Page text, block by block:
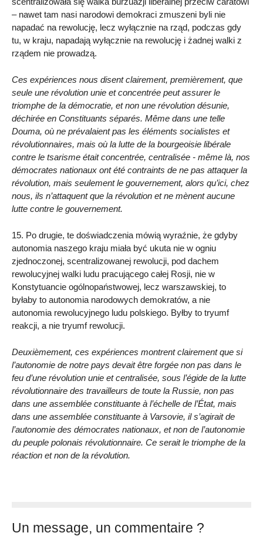
– nawet tam nasi narodowi demokraci zmuszeni byli nie
napadać na rewolucję, lecz wyłącznie na rząd, podczas gdy
tu, w kraju, napadają wyłącznie na rewolucję i żadnej walki z
rządem nie prowadzą.
Ces expériences nous disent clairement, premièrement, que
seule une révolution unie et concentrée peut assurer le
triomphe de la démocratie, et non une révolution désunie,
déchirée en Constituants séparés. Même dans une telle
Douma, où ne prévalaient pas les éléments socialistes et
révolutionnaires, mais où la lutte de la bourgeoisie libérale
contre le tsarisme était concentrée, centralisée - même là, nos
démocrates nationaux ont été contraints de ne pas attaquer la
révolution, mais seulement le gouvernement, alors qu’ici, chez
nous, ils n’attaquent que la révolution et ne mènent aucune
lutte contre le gouvernement.
15. Po drugie, te doświadczenia mówią wyraźnie, że gdyby
autonomia naszego kraju miała być ukuta nie w ogniu
zjednoczonej, scentralizowanej rewolucji, pod dachem
rewolucyjnej walki ludu pracującego całej Rosji, nie w
Konstytuancie ogólnopaństwowej, lecz warszawskiej, to
byłaby to autonomia narodowych demokratów, a nie
autonomia rewolucyjnego ludu polskiego. Byłby to tryumf
reakcji, a nie tryumf rewolucji.
Deuxièmement, ces expériences montrent clairement que si
l’autonomie de notre pays devait être forgée non pas dans le
feu d’une révolution unie et centralisée, sous l’égide de la lutte
révolutionnaire des travailleurs de toute la Russie, non pas
dans une assemblée constituante à l’échelle de l’État, mais
dans une assemblée constituante à Varsovie, il s’agirait de
l’autonomie des démocrates nationaux, et non de l’autonomie
du peuple polonais révolutionnaire. Ce serait le triomphe de la
réaction et non de la révolution.
Un message, un commentaire ?